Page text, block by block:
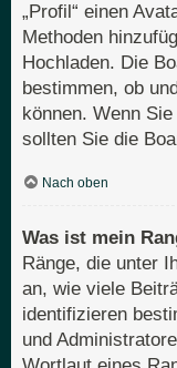
„Profil“ einen
Methoden
Hochladen. Die
bestimmen, ob
können. Wenn
sollten Sie die
Nach oben
Was ist mein
Ränge, die unter
an, wie viele
identifizieren
und